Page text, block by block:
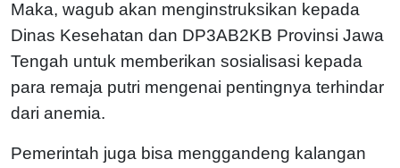
Maka, wagub akan menginstruksikan kepada
Dinas Kesehatan dan DP3AB2KB Provinsi Jawa
Tengah untuk memberikan sosialisasi kepada
para remaja putri mengenai pentingnya terhindar
dari anemia.
Pemerintah juga bisa menggandeng kalangan